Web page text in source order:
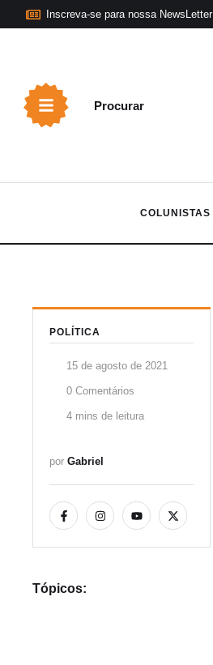
Inscreva-se para nossa NewsLetter
Procurar
COLUNISTAS
POLÍTICA
15 de agosto de 2021
0 Comentários
4 mins de leitura
por Gabriel
Tópicos: